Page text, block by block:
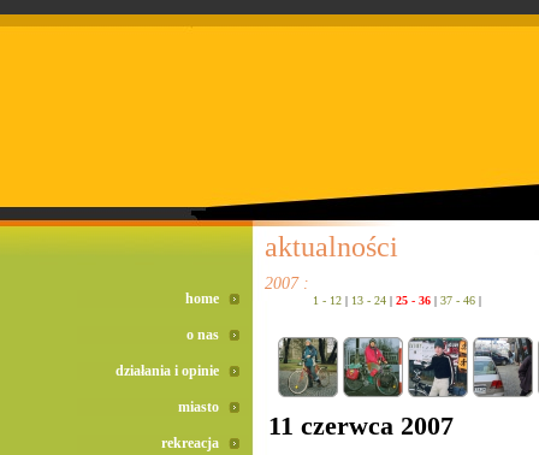
aktualności
2007 :
1 - 12 | 13 - 24 | 25 - 36 | 37 - 46 |
11 czerwca 2007
home
o nas
działania i opinie
miasto
rekreacja